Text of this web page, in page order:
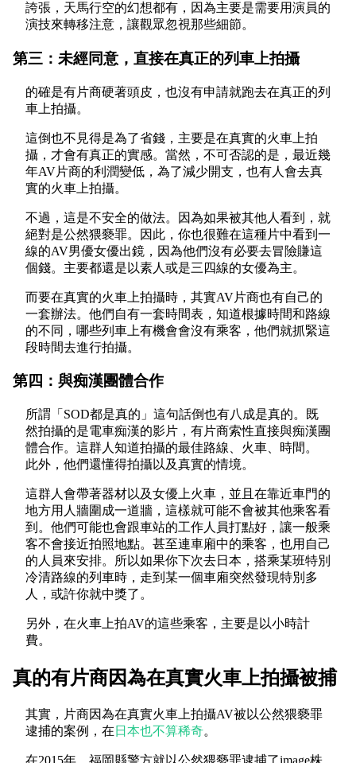
誇張，天馬行空的幻想都有，因為主要是需要用演員的
演技來轉移注意，讓觀眾忽視那些細節。
第三：未經同意，直接在真正的列車上拍攝
的確是有片商硬著頭皮，也沒有申請就跑去在真正的列
車上拍攝。
這倒也不見得是為了省錢，主要是在真實的火車上拍
攝，才會有真正的實感。當然，不可否認的是，最近幾
年AV片商的利潤變低，為了減少開支，也有人會去真
實的火車上拍攝。
不過，這是不安全的做法。因為如果被其他人看到，就
絕對是公然猥褻罪。因此，你也很難在這種片中看到一
線的AV男優女優出鏡，因為他們沒有必要去冒險賺這
個錢。主要都還是以素人或是三四線的女優為主。
而要在真實的火車上拍攝時，其實AV片商也有自己的
一套辦法。他們自有一套時間表，知道根據時間和路線
的不同，哪些列車上有機會會沒有乘客，他們就抓緊這
段時間去進行拍攝。
第四：與痴漢團體合作
所謂「SOD都是真的」這句話倒也有八成是真的。既
然拍攝的是電車痴漢的影片，有片商索性直接與痴漢團
體合作。這群人知道拍攝的最佳路線、火車、時間。
此外，他們還懂得拍攝以及真實的情境。
這群人會帶著器材以及女優上火車，並且在靠近車門的
地方用人牆圍成一道牆，這樣就可能不會被其他乘客看
到。他們可能也會跟車站的工作人員打點好，讓一般乘
客不會接近拍照地點。甚至連車廂中的乘客，也用自己
的人員來安排。所以如果你下次去日本，搭乘某班特別
冷清路線的列車時，走到某一個車廂突然發現特別多
人，或許你就中獎了。
另外，在火車上拍AV的這些乘客，主要是以小時計
費。
真的有片商因為在真實火車上拍攝被捕
其實，片商因為在真實火車上拍攝AV被以公然猥褻罪
逮捕的案例，在 日本也不算稀奇。
在2015年，福岡縣警方就以公然猥褻罪逮捕了image株